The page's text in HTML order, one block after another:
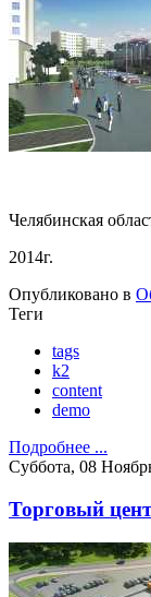
Челябинская
2014г.
Опубликовано в
Теги
tags
k2
content
demo
Подробнее ...
Суббота, 08
Торговый